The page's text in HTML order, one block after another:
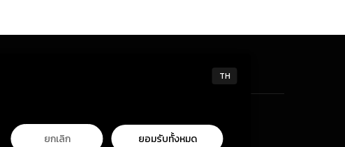
TH
ยกเลิก ยอมรับทั้งหมด